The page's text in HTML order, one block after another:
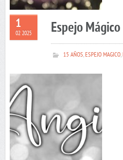
1
02 2025 Espejo
15 AÑOS,ESPEJO MAGICO,